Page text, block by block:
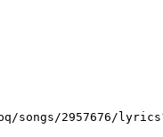
songs/2957676/